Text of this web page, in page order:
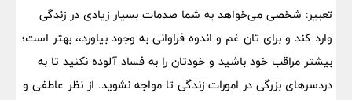
تعبیر: شخصی می‌خواهد به شما صدمات بسیار زیادی در زندگی
وارد کند و برای تان غم و اندوه فراوانی به وجود بیاورد،، بهتر است؛
بیشتر مراقب خود باشید و خودتان را به فساد آلوده نکنید تا به
دردسرهای بزرگی در امورات زندگی تا مواجه نشوید. از نظر عاطفی و